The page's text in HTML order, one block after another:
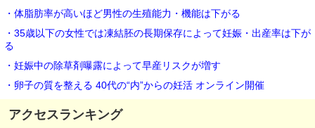
・体脂肪率が高いほど男性の生殖能力・機能は下がる
・35歳以下の女性では凍結胚の長期保存によって妊娠・出産率は下が
る
・妊娠中の除草剤曝露によって早産リスクが増す
・卵子の質を整える 40代の“内”からの妊活 オンライン開催
アクセスランキング